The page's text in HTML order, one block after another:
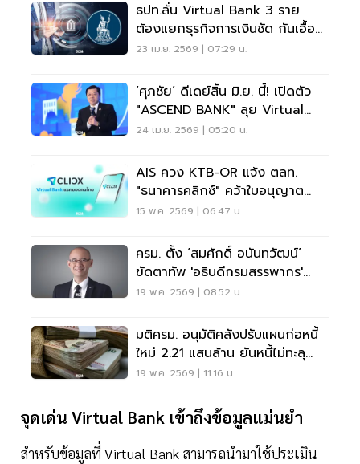
ธปท.ลั่น Virtual Bank 3 ราย
ต้องแยกธุรกิจการเงินชัด กันเอื้อ
บริษัทในเครือ
23 เม.ย. 2569 | 07:29 น.
‘ศุภชัย’ ดีเดย์สิ้น มิ.ย. นี้! เปิดตัว
"ASCEND BANK" ลุย Virtual
Bank เต็มสูบ ยันทำตามเกณฑ์
24 เม.ย. 2569 | 05:20 น.
AIS ควง KTB-OR แจ้ง ตลท.
"ธนาคารคลิกซ์" คว้าใบอนุญาต
Virtual Bank แล้ว
15 พ.ค. 2569 | 06:47 น.
ครม. ตั้ง ‘สมศักดิ์ อนันทวัฒน์’
ขัดตาทัพ 'อธิบดีกรมสรรพากร'
แทนกุลยา
19 พ.ค. 2569 | 08:52 น.
มติครม. อนุมัติคลังปรับแผนก่อหนี้
ใหม่ 2.21 แสนล้าน ยันหนี้ไม่ทะลุ
70%
19 พ.ค. 2569 | 11:16 น.
จุดเด่น Virtual Bank เข้าถึงข้อมูลแม่นยำ
สำหรับข้อมูลที่ Virtual Bank สามารถนำมาใช้ประเมิน